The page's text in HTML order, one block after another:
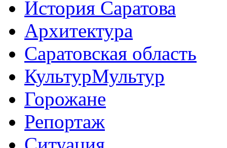
История Саратова
Архитектура
Саратовская область
КультурМультур
Горожане
Репортаж